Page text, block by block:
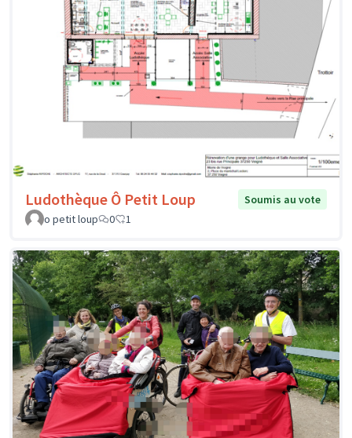
Ludothèque Ô Petit Loup
Soumis au vote
o petit loup
0 1